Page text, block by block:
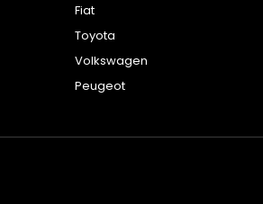
Fiat
Toyota
Volkswagen
Peugeot